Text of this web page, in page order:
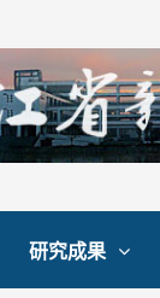
研究成果